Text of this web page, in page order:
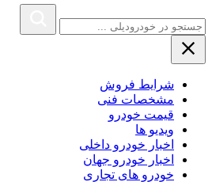
شرایط فروش
مشخصات فنی
قیمت خودرو
ویدیو ها
اخبار خودرو داخلی
اخبار خودرو جهان
خودرو های تجاری